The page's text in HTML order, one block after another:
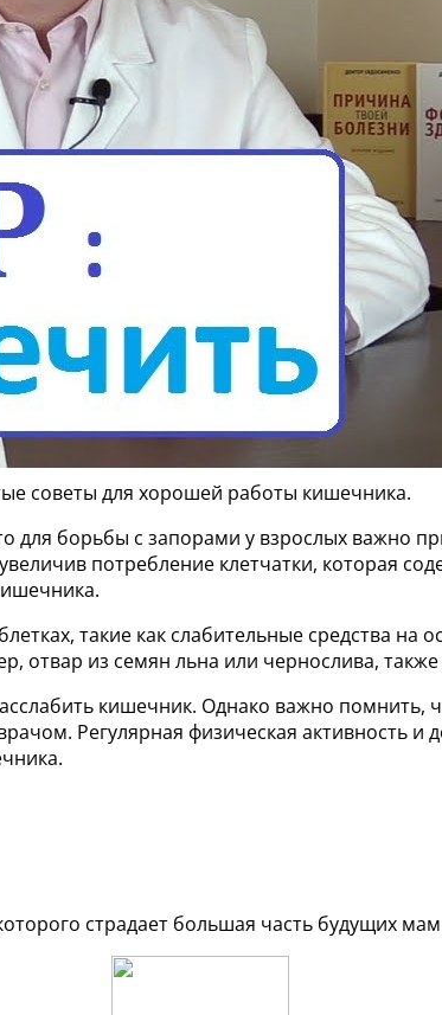
советы для хорошей работы кишечника.
для борьбы с запорами у взрослых важно
потребление клетчатки, которая
такие как слабительные средства на
отвар из семян льна или чернослива,
кишечник. Однако важно
Регулярная физическая активность
страдает большая часть будущих